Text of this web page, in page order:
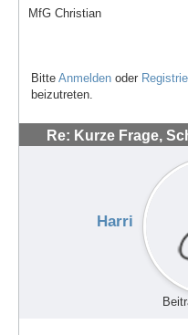
MfG Christian
Bitte Anmelden oder
beizutreten.
Re: Kurze Frage,
Harri